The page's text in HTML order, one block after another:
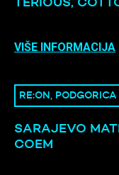
TERIOUS,
VIŠE INFORMACIJA
RE:ON,
SARAJEVO
COEM